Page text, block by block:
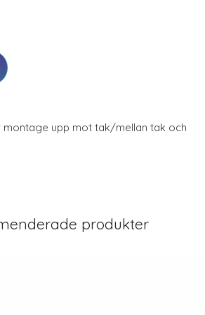
upp mot tak/mellan tak och
produkter